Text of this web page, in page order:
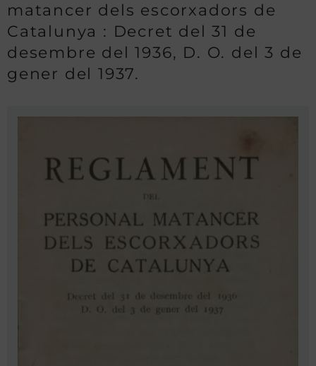
matancer dels escorxadors de
Catalunya : Decret del 31 de
desembre del 1936, D. O. del 3 de
gener del 1937.